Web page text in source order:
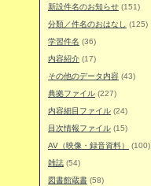
新設件名のお知らせ (151)
分類／件名のおはなし
(125)
学習件名 (36)
内容紹介 (17)
その他のデータ内容 (43)
典拠ファイル (227)
内容細目ファイル (24)
目次情報ファイル (15)
AV（映像・録音資料）
(100)
雑誌 (54)
図書館蔵書 (58)